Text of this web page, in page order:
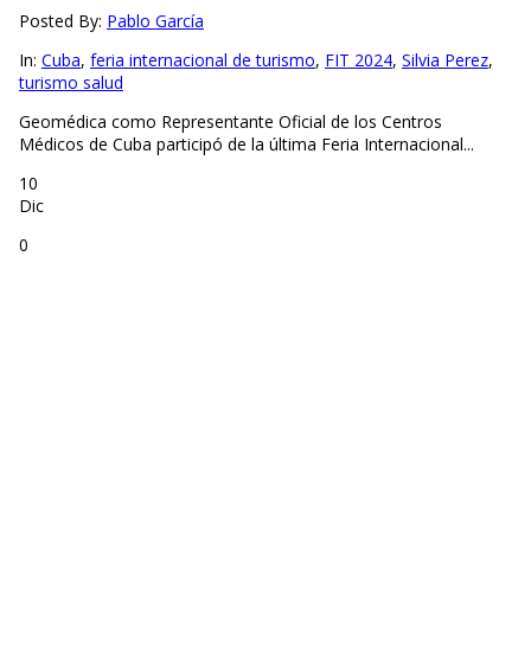
Posted By: Pablo García
In: Cuba, feria internacional de turismo, FIT 2024, Silvia Perez,
turismo salud
Geomédica como Representante Oficial de los Centros
Médicos de Cuba participó de la última Feria Internacional...
10
Dic
0